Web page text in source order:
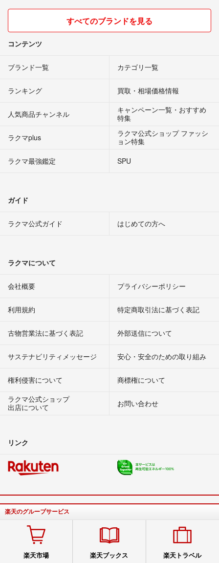
すべてのブランドを見る
コンテンツ
ブランド一覧 カテゴリ一覧
ランキング 買取・相場価格情報
人気商品チャンネル
キャンペーン一覧・おすすめ
特集
ラクマplus
ラクマ公式ショップ ファッシ
ョン特集
ラクマ最強鑑定
SPU
ガイド
ラクマ公式ガイド はじめての方へ
ラクマについて
会社概要 プライバシーポリシー
利用規約 特定商取引法に基づく表記
古物営業法に基づく表記 外部送信について
サステナビリティメッセージ 安心・安全のための取り組み
権利侵害について
商標権について
ラクマ公式ショップ
出店について
お問い合わせ
リンク
楽天のグループサービス
楽天市場 楽天ブックス 楽天トラベル